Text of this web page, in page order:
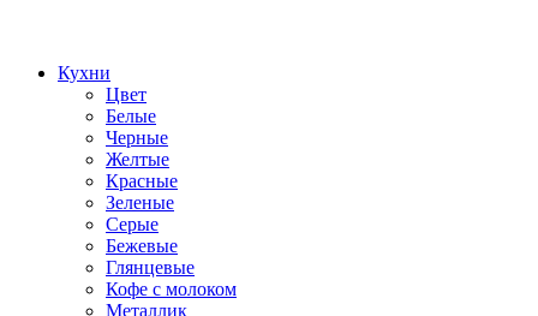
Кухни
Цвет
Белые
Черные
Желтые
Красные
Зеленые
Серые
Бежевые
Глянцевые
Кофе с молоком
Металлик